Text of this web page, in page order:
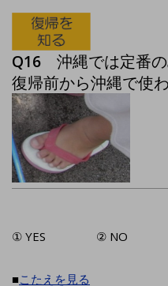
Q16 沖縄では定番
復帰前から沖縄で使
① YES ② NO
■こたえを見る